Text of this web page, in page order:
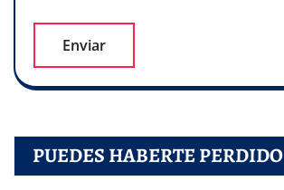
PUEDES HABERTE PERDIDO